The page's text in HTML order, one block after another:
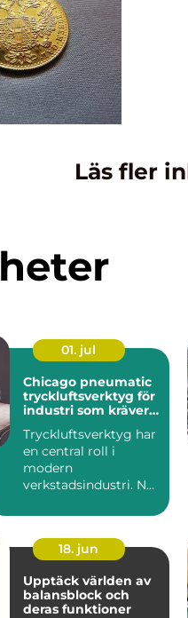
Läs fler
01. jul
Chicago pneumatic
tryckluftsverktyg för
industri som kräver
Tryckluftsverktyg har
en central roll i
modern
verkstadsindustri. När
produktivitet, ergon...
18. jun
Upptäck världen av
balansblock och
deras funktioner